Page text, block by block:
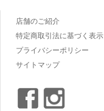
店舗のご紹介
特定商取引法に基づく表示
プライバシーポリシー
サイトマップ